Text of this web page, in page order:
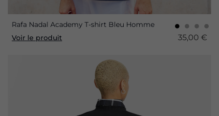
Rafa Nadal Academy T-shirt Bleu Homme
Voir le produit
35,00 €